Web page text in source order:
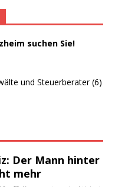
suchen Sie!
und Steuerberater (6)
Der Mann hinter
mehr